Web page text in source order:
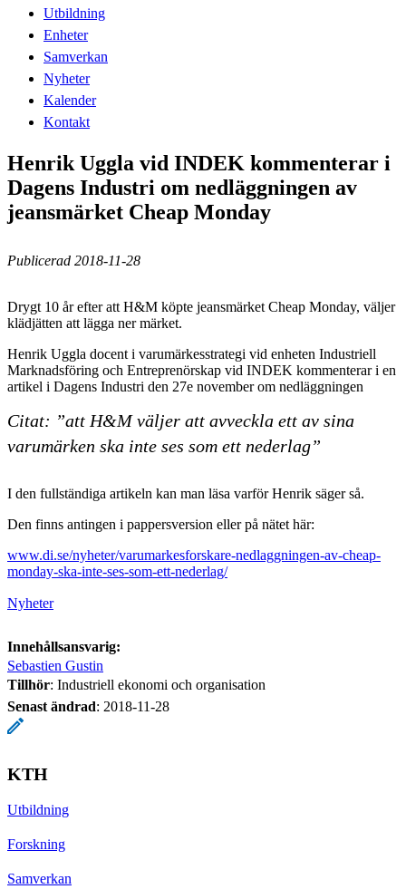
Utbildning
Enheter
Samverkan
Nyheter
Kalender
Kontakt
Henrik Uggla vid INDEK kommenterar i
Dagens Industri om nedläggningen av
jeansmärket Cheap Monday
Publicerad 2018-11-28
Drygt 10 år efter att H&M köpte jeansmärket Cheap Monday, väljer
klädjätten att lägga ner märket.
Henrik Uggla docent i varumärkesstrategi vid enheten Industriell
Marknadsföring och Entreprenörskap vid INDEK kommenterar i en
artikel i Dagens Industri den 27e november om nedläggningen
Citat: ”att H&M väljer att avveckla ett av sina
varumärken ska inte ses som ett nederlag”
I den fullständiga artikeln kan man läsa varför Henrik säger så.
Den finns antingen i pappersversion eller på nätet här:
www.di.se/nyheter/varumarkesforskare-nedlaggningen-av-cheap-
monday-ska-inte-ses-som-ett-nederlag/
Nyheter
Innehållsansvarig:
Sebastien Gustin
Tillhör: Industriell ekonomi och organisation
Senast ändrad: 2018-11-28
KTH
Utbildning
Forskning
Samverkan